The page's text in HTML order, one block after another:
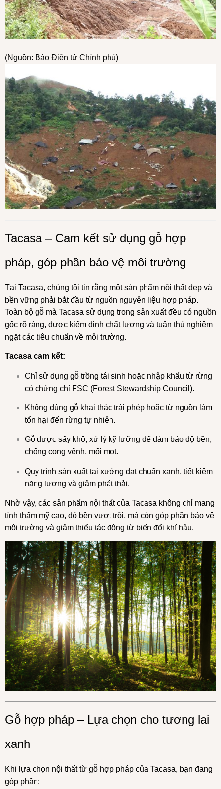
(Nguồn: Báo Điện tử Chính phủ)
Tacasa – Cam kết sử dụng gỗ hợp
pháp, góp phần bảo vệ môi trường
Tại Tacasa, chúng tôi tin rằng một sản phẩm nội thất đẹp và
bền vững phải bắt đầu từ nguồn nguyên liệu hợp pháp.
Toàn bộ gỗ mà Tacasa sử dụng trong sản xuất đều có nguồn
gốc rõ ràng, được kiểm định chất lượng và tuân thủ nghiêm
ngặt các tiêu chuẩn về môi trường.
Tacasa cam kết:
Chỉ sử dụng gỗ trồng tái sinh hoặc nhập khẩu từ rừng
có chứng chỉ FSC (Forest Stewardship Council).
Không dùng gỗ khai thác trái phép hoặc từ nguồn làm
tổn hại đến rừng tự nhiên.
Gỗ được sấy khô, xử lý kỹ lưỡng để đảm bảo độ bền,
chống cong vênh, mối mọt.
Quy trình sản xuất tại xưởng đạt chuẩn xanh, tiết kiệm
năng lượng và giảm phát thải.
Nhờ vậy, các sản phẩm nội thất của Tacasa không chỉ mang
tính thẩm mỹ cao, độ bền vượt trội, mà còn góp phần bảo vệ
môi trường và giảm thiểu tác động từ biến đổi khí hậu.
Gỗ hợp pháp – Lựa chọn cho tương lai
xanh
Khi lựa chọn nội thất từ gỗ hợp pháp của Tacasa, bạn đang
góp phần: